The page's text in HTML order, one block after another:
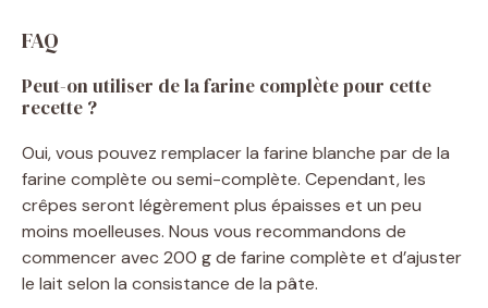
FAQ
Peut-on utiliser de la farine complète pour cette
recette ?
Oui, vous pouvez remplacer la farine blanche par de la
farine complète ou semi-complète. Cependant, les
crêpes seront légèrement plus épaisses et un peu
moins moelleuses. Nous vous recommandons de
commencer avec 200 g de farine complète et d’ajuster
le lait selon la consistance de la pâte.